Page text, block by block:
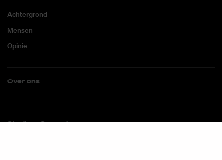
Achtergrond
Mensen
Opinie
Over ons
Studium Generale